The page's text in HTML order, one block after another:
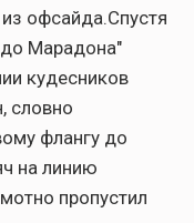
офсайда.Спустя
Марадона"
кудесников
словно
флангу до
на линию
пропустил